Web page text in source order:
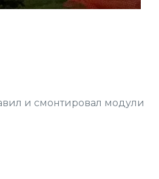
и смонтировал модули